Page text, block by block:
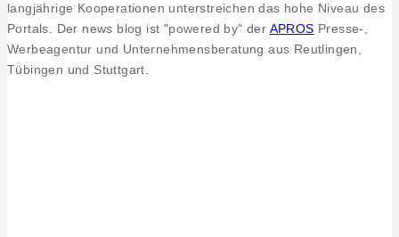
langjährige Kooperationen unterstreichen das hohe Niveau des
Portals. Der news blog ist "powered by" der APROS Presse-,
Werbeagentur und Unternehmensberatung aus Reutlingen,
Tübingen und Stuttgart.